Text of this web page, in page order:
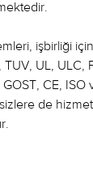
işbirliği
UL, ULC,
CE,
de